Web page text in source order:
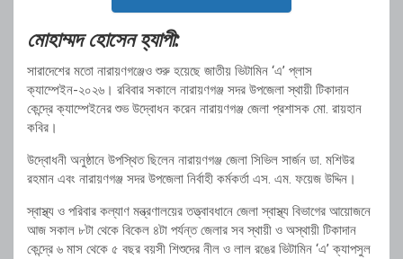
মোহাম্মদ হোসেন হ্যাপী:
সারাদেশের মতো নারায়ণগঞ্জেও শুরু হয়েছে জাতীয় ভিটামিন ‘এ’ প্লাস
ক্যাম্পেইন-২০২৬। রবিবার সকালে নারায়ণগঞ্জ সদর উপজেলা স্থায়ী টিকাদান
কেন্দ্রে ক্যাম্পেইনের শুভ উদ্বোধন করেন নারায়ণগঞ্জ জেলা প্রশাসক মো. রায়হান
কবির।
উদ্বোধনী অনুষ্ঠানে উপস্থিত ছিলেন নারায়ণগঞ্জ জেলা সিভিল সার্জন ডা. মশিউর
রহমান এবং নারায়ণগঞ্জ সদর উপজেলা নির্বাহী কর্মকর্তা এস. এম. ফয়েজ উদ্দিন।
স্বাস্থ্য ও পরিবার কল্যাণ মন্ত্রণালয়ের তত্ত্বাবধানে জেলা স্বাস্থ্য বিভাগের আয়োজনে
আজ সকাল ৮টা থেকে বিকেল ৪টা পর্যন্ত জেলার সব স্থায়ী ও অস্থায়ী টিকাদান
কেন্দ্রে ৬ মাস থেকে ৫ বছর বয়সী শিশুদের নীল ও লাল রঙের ভিটামিন ‘এ’ ক্যাপসুল